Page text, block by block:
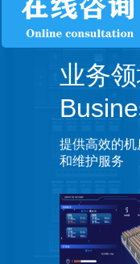
业务
提供高效的机
和维护服务